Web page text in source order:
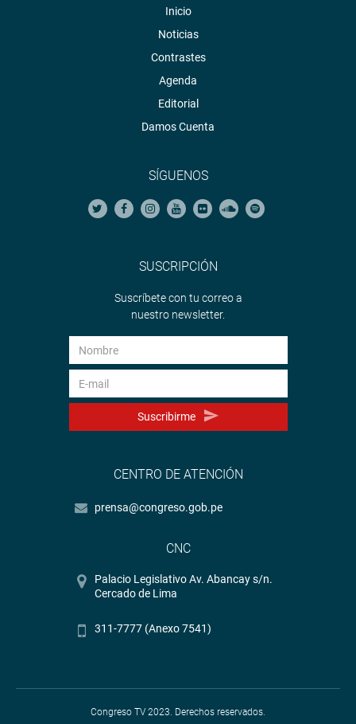
Inicio
Noticias
Contrastes
Agenda
Editorial
Damos Cuenta
SÍGUENOS
SUSCRIPCIÓN
Suscríbete con tu correo a
nuestro newsletter.
Suscribirme
CENTRO DE ATENCIÓN
prensa@congreso.gob.pe
CNC
Palacio Legislativo Av. Abancay s/n.
Cercado de Lima
311-7777 (Anexo 7541)
Congreso TV 2023. Derechos reservados.